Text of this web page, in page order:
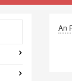
An